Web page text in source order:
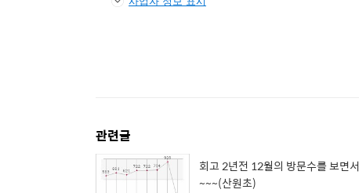
관련글
회고 2년전 12월의 방문수를 보면서
~~~(산원초)